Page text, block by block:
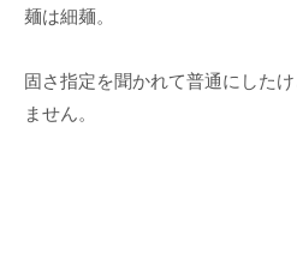
麺は細麺。
固さ指定を聞かれて普通にした
ません。